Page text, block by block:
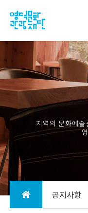
지역의 문화예
공지사항